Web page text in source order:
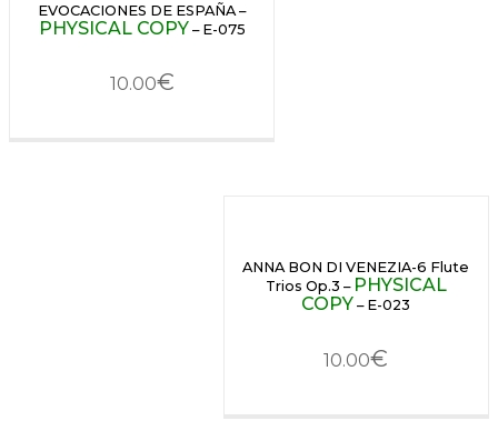
EVOCACIONES DE ESPAÑA –
PHYSICAL COPY– E-075
10.00€
ANNA BON DI VENEZIA-6 Flute
Trios Op.3 – PHYSICAL
COPY – E-023
10.00€